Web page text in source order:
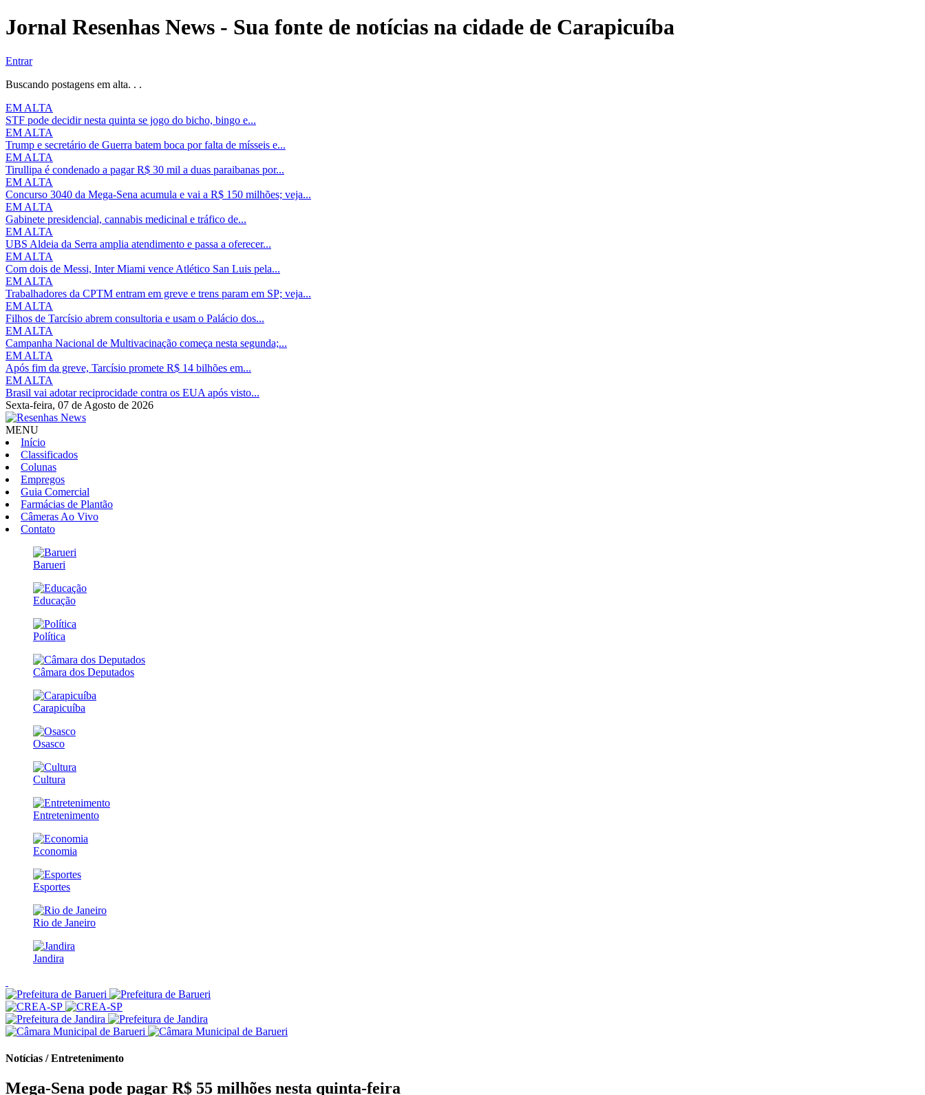
Jornal Resenhas News - Sua fonte de notícias na cidade de Carapicuíba
Entrar
Buscando postagens em alta. . .
EM ALTA
STF pode decidir nesta quinta se jogo do bicho, bingo e...
EM ALTA
Trump e secretário de Guerra batem boca por falta de mísseis e...
EM ALTA
Tirullipa é condenado a pagar R$ 30 mil a duas paraibanas por...
EM ALTA
Concurso 3040 da Mega-Sena acumula e vai a R$ 150 milhões; veja...
EM ALTA
Gabinete presidencial, cannabis medicinal e tráfico de...
EM ALTA
UBS Aldeia da Serra amplia atendimento e passa a oferecer...
EM ALTA
Com dois de Messi, Inter Miami vence Atlético San Luis pela...
EM ALTA
Trabalhadores da CPTM entram em greve e trens param em SP; veja...
EM ALTA
Filhos de Tarcísio abrem consultoria e usam o Palácio dos...
EM ALTA
Campanha Nacional de Multivacinação começa nesta segunda;...
EM ALTA
Após fim da greve, Tarcísio promete R$ 14 bilhões em...
EM ALTA
Brasil vai adotar reciprocidade contra os EUA após visto...
Sexta-feira, 07 de Agosto de 2026
MENU
Início
Classificados
Colunas
Empregos
Guia Comercial
Farmácias de Plantão
Câmeras Ao Vivo
Contato
Barueri
Educação
Política
Câmara dos Deputados
Carapicuíba
Osasco
Cultura
Entretenimento
Economia
Esportes
Rio de Janeiro
Jandira
Notícias / Entretenimento
Mega-Sena pode pagar R$ 55 milhões nesta quinta-feira